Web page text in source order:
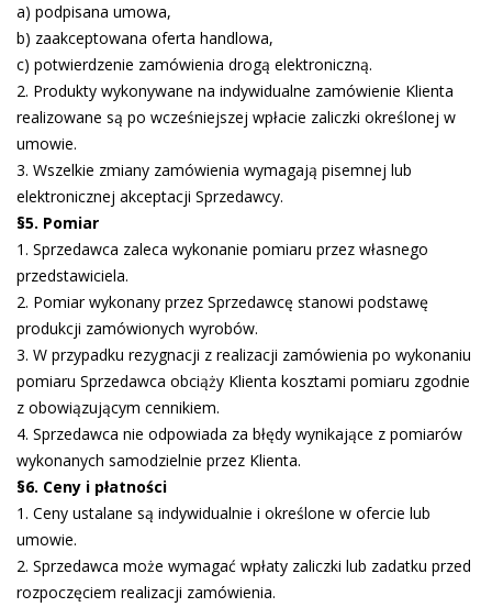
a) podpisana umowa,
b) zaakceptowana oferta handlowa,
c) potwierdzenie zamówienia drogą elektroniczną.
2. Produkty wykonywane na indywidualne zamówienie Klienta
realizowane są po wcześniejszej wpłacie zaliczki określonej w
umowie.
3. Wszelkie zmiany zamówienia wymagają pisemnej lub
elektronicznej akceptacji Sprzedawcy.
§5. Pomiar
1. Sprzedawca zaleca wykonanie pomiaru przez własnego
przedstawiciela.
2. Pomiar wykonany przez Sprzedawcę stanowi podstawę
produkcji zamówionych wyrobów.
3. W przypadku rezygnacji z realizacji zamówienia po wykonaniu
pomiaru Sprzedawca obciąży Klienta kosztami pomiaru zgodnie
z obowiązującym cennikiem.
4. Sprzedawca nie odpowiada za błędy wynikające z pomiarów
wykonanych samodzielnie przez Klienta.
§6. Ceny i płatności
1. Ceny ustalane są indywidualnie i określone w ofercie lub
umowie.
2. Sprzedawca może wymagać wpłaty zaliczki lub zadatku przed
rozpoczęciem realizacji zamówienia.